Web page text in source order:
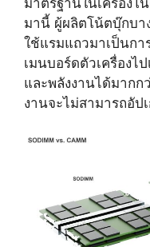
มาตรฐานในเครื่องโ
มานี้ ผู้ผลิตโน้ตบุ๊กบา
ใช้แรมแถวมาเป็นก
เมนบอร์ดตัวเครื่องไ
และพลังงานได้มาก
งานจะไม่สามารถอัป